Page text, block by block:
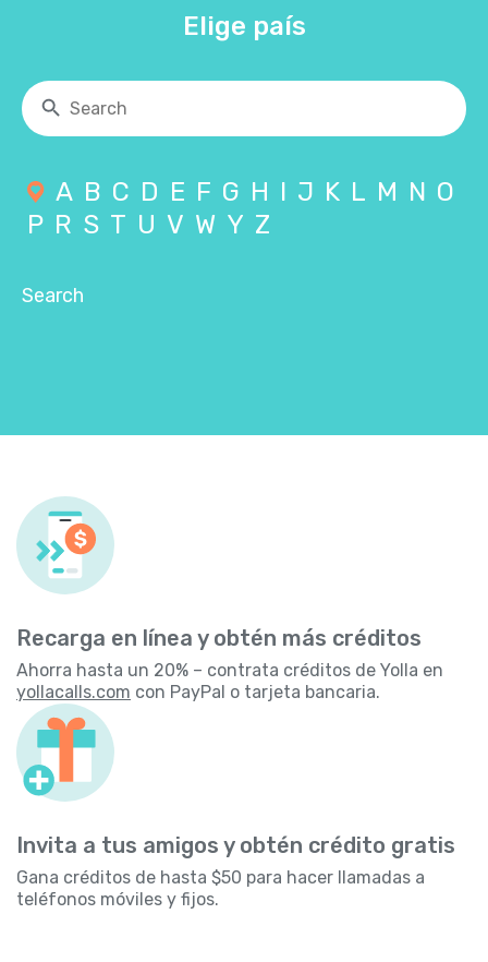
Elige país
A B C D E F G H I J K L M N O
P R S T U V W Y Z
Search
Recarga en línea y obtén más créditos
Ahorra hasta un 20% – contrata créditos de Yolla en
yollacalls.com con PayPal o tarjeta bancaria.
Invita a tus amigos y obtén crédito gratis
Gana créditos de hasta $50 para hacer llamadas a
teléfonos móviles y fijos.